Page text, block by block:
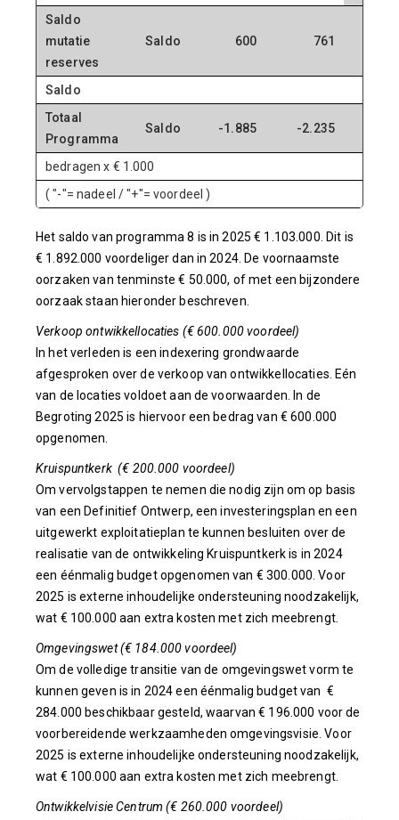
Saldo
mutatie
reserves
Saldo 600 761
Saldo
Totaal
Programma
Saldo -1.885 -2.235
bedragen x € 1.000
( "-"= nadeel / "+"= voordeel )
Het saldo van programma 8 is in 2025 € 1.103.000. Dit is
€ 1.892.000 voordeliger dan in 2024. De voornaamste
oorzaken van tenminste € 50.000, of met een bijzondere
oorzaak staan hieronder beschreven.
Verkoop ontwikkellocaties (€ 600.000 voordeel)
In het verleden is een indexering grondwaarde
afgesproken over de verkoop van ontwikkellocaties. Eén
van de locaties voldoet aan de voorwaarden. In de
Begroting 2025 is hiervoor een bedrag van € 600.000
opgenomen.
Kruispuntkerk (€ 200.000 voordeel)
Om vervolgstappen te nemen die nodig zijn om op basis
van een Definitief Ontwerp, een investeringsplan en een
uitgewerkt exploitatieplan te kunnen besluiten over de
realisatie van de ontwikkeling Kruispuntkerk is in 2024
een éénmalig budget opgenomen van € 300.000. Voor
2025 is externe inhoudelijke ondersteuning noodzakelijk,
wat € 100.000 aan extra kosten met zich meebrengt.
Omgevingswet (€ 184.000 voordeel)
Om de volledige transitie van de omgevingswet vorm te
kunnen geven is in 2024 een éénmalig budget van €
284.000 beschikbaar gesteld, waarvan € 196.000 voor de
voorbereidende werkzaamheden omgevingsvisie. Voor
2025 is externe inhoudelijke ondersteuning noodzakelijk,
wat € 100.000 aan extra kosten met zich meebrengt.
Ontwikkelvisie Centrum (€ 260.000 voordeel)